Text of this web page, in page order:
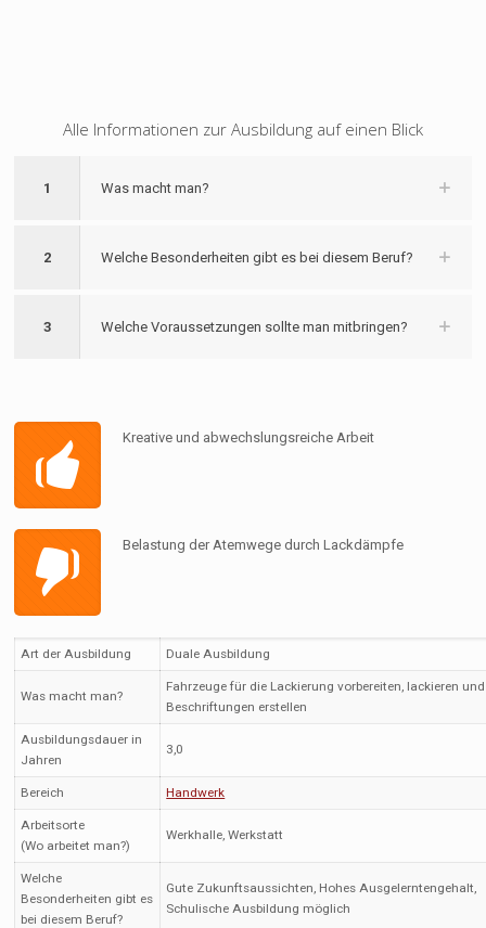
Alle Informationen zur Ausbildung auf einen Blick
1 Was macht man?
2 Welche Besonderheiten gibt es bei diesem Beruf?
3 Welche Voraussetzungen sollte man mitbringen?
Kreative und abwechslungsreiche Arbeit
Belastung der Atemwege durch Lackdämpfe
Art der Ausbildung Duale Ausbildung
Was macht man?
Fahrzeuge für die Lackierung vorbereiten, lackieren und
Beschriftungen erstellen
Ausbildungsdauer in
Jahren
3,0
Bereich Handwerk
Arbeitsorte
(Wo arbeitet man?)
Werkhalle, Werkstatt
Welche
Besonderheiten gibt es
bei diesem Beruf?
Gute Zukunftsaussichten, Hohes Ausgelerntengehalt,
Schulische Ausbildung möglich